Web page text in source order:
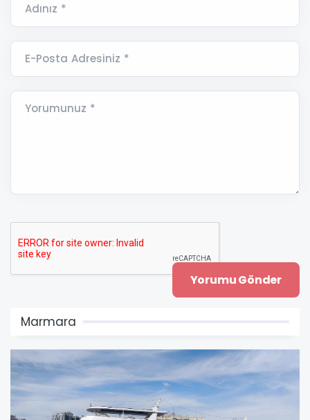
Adınız *
E-Posta Adresiniz *
Yorumunuz *
Marmara